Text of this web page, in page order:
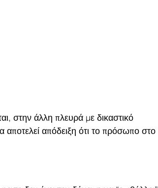
στην άλλη πλευρά με δικαστικό
αποτελεί απόδειξη ότι το πρόσωπο στο